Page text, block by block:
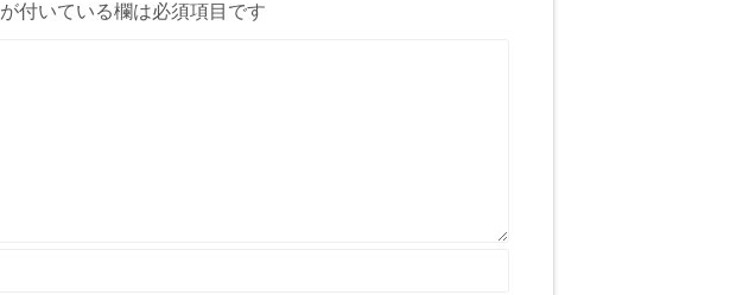
が付いている欄は必須項目です